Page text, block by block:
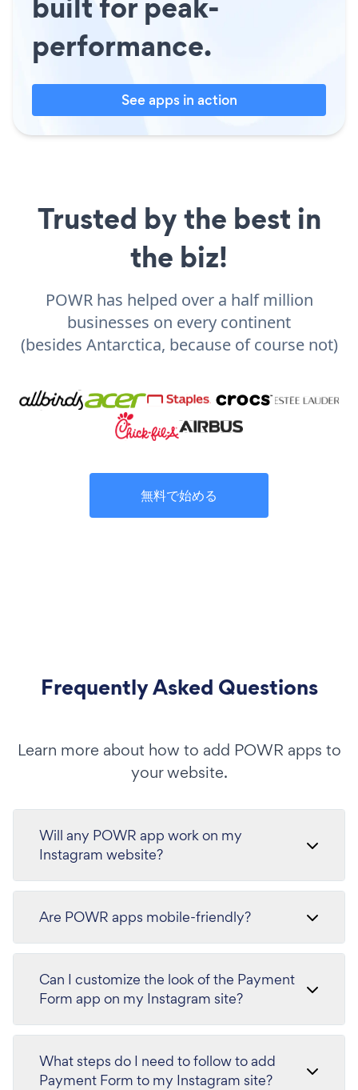
performance.
See apps in action
Trusted by the best in
the biz!
POWR has helped over a half million
businesses on every continent
(besides Antarctica, because of course not)
無料で始める
Frequently Asked Questions
Learn more about how to add POWR apps to
your website.
Will any POWR app work on my
Instagram website?
Are POWR apps mobile-friendly?
Can I customize the look of the Payment
Form app on my Instagram site?
What steps do I need to follow to add
Payment Form to my Instagram site?